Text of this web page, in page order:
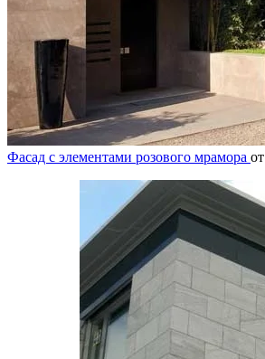
Фасад с элементами розового мрамора от